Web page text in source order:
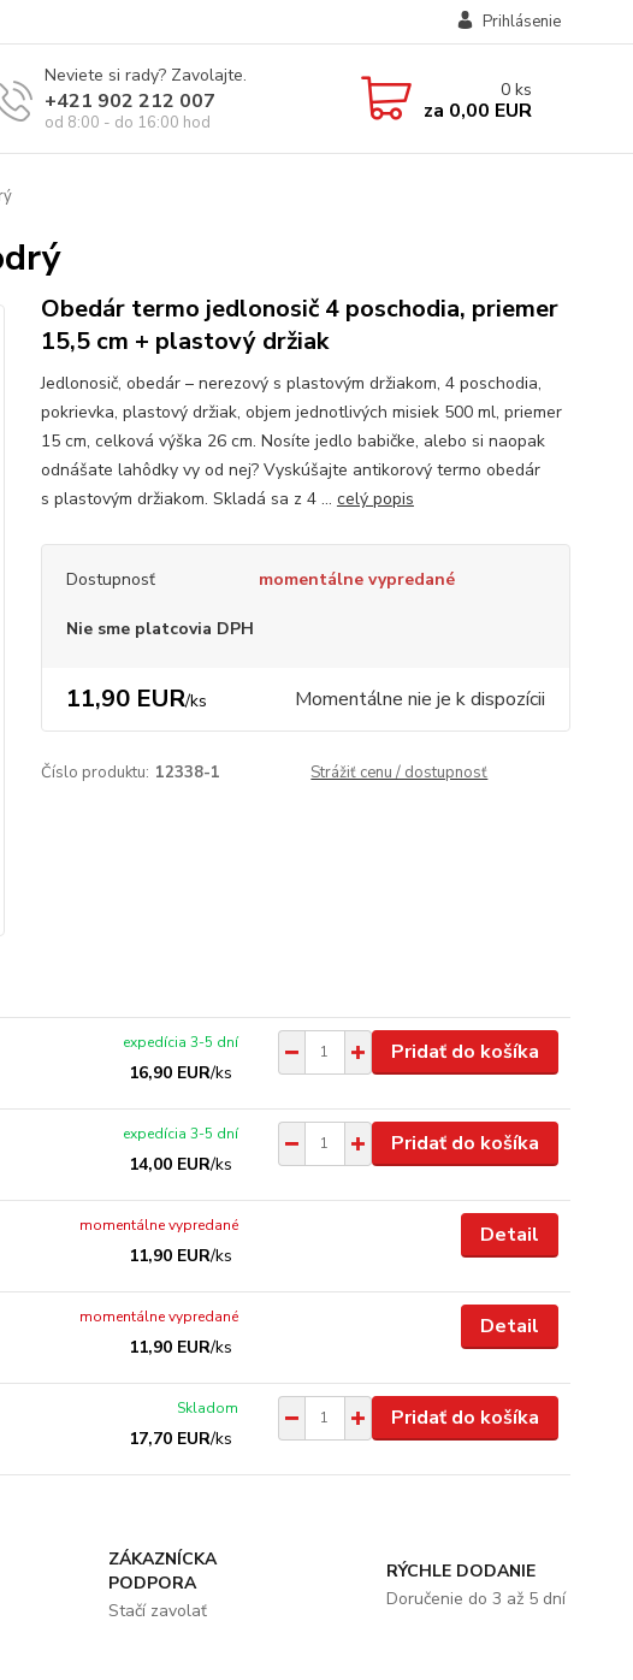
Prihlásenie
Neviete si rady? Zavolajte.
+421 902 212 007
od 8:00 - do 16:00 hod
0 ks
za 0,00 EUR
Obedár termo jedlonosič 4 poschodia, priemer
15,5 cm + plastový držiak
Jedlonosič, obedár – nerezový s plastovým držiakom, 4 poschodia,
pokrievka, plastový držiak, objem jednotlivých misiek 500 ml, priemer
15 cm, celková výška 26 cm. Nosíte jedlo babičke, alebo si naopak
odnášate lahôdky vy od nej? Vyskúšajte antikorový termo obedár
s plastovým držiakom. Skladá sa z 4 ... celý popis
Dostupnosť momentálne vypredané
Nie sme platcovia DPH
11,90 EUR/ks Momentálne nie je k dispozícii
Číslo produktu: 12338-1 Strážiť cenu / dostupnosť
16,90 EUR/ks
expedícia 3-5 dní Pridať do košíka
14,00 EUR/ks
expedícia 3-5 dní Pridať do košíka
11,90 EUR/ks
momentálne vypredané Detail
11,90 EUR/ks
momentálne vypredané Detail
17,70 EUR/ks
Skladom Pridať do košíka
ZÁKAZNÍCKA
PODPORA
Stačí zavolať
RÝCHLE DODANIE
Doručenie do 3 až 5 dní